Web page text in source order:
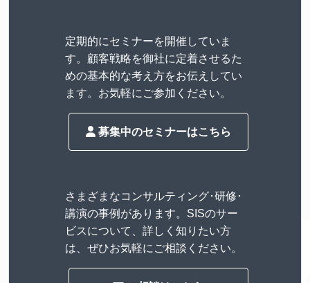
定期的にセミナーを開催していま
す。顧客戦略を御社に定着させるた
めの基本的な考え方をお伝えしてい
ます。お気軽にご参加ください。
募集中のセミナーはこちら
さまざまなコンサルティング･研修･
講演の事例があります。SISのサー
ビスについて、詳しく知りたい方
は、ぜひお気軽にご相談ください。